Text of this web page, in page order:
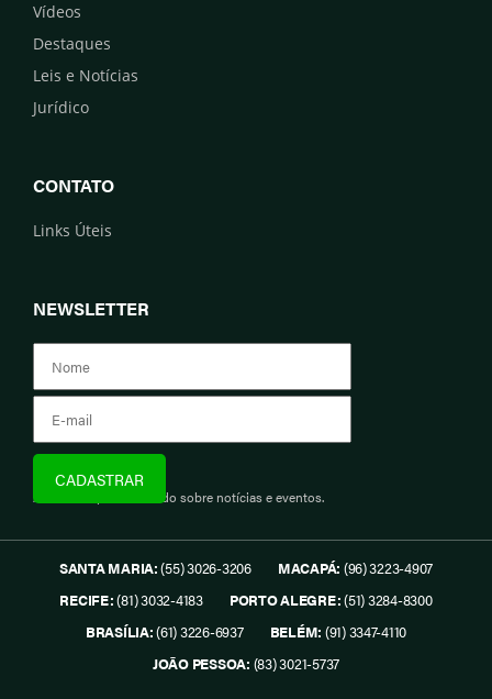
Vídeos
Destaques
Leis e Notícias
Jurídico
CONTATO
Links Úteis
NEWSLETTER
Assine e fique informado sobre notícias e eventos.
SANTA MARIA:(55) 3026-3206 MACAPÁ: (96) 3223-4907
RECIFE:(81) 3032-4183 PORTO ALEGRE:(51) 3284-8300
BRASÍLIA:(61) 3226-6937 BELÉM: (91) 3347-4110
JOÃO PESSOA: (83) 3021-5737